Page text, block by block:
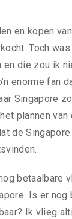
en kopen
Toch
die zou ik
enorme fan
Singapore
plannen van
de
betaalbare
Is er nog
Ik vlieg